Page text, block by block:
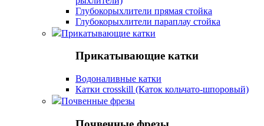
Глубокорыхлители прямая стойка
Глубокорыхлители параплау стойка
Прикатывающие катки
Прикатывающие катки
Водоналивные катки
Катки crosskill (Каток кольчато-шпоровый)
Почвенные фрезы